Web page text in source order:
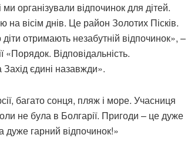
організували відпочинок для дітей.
на вісім днів. Це район Золотих Пісків.
отримають незабутній відпочинок», –
«Порядок. Відповідальність.
Захід єдині назавжди».
багато сонця, пляж і море. Учасниця
не була в Болгарії. Пригоди – це дуже
дуже гарний відпочинок!»